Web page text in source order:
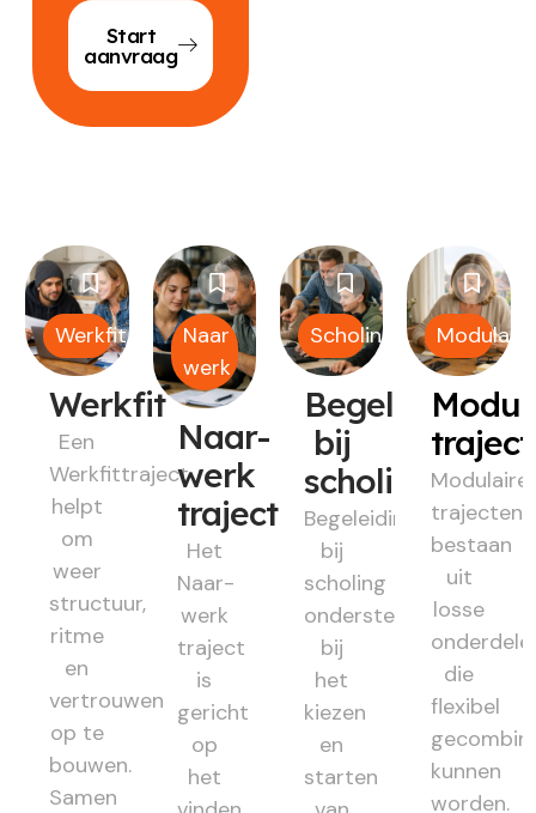
Start
aanvraag
Werkfit
Werkfit
Een
Werkfittraject
helpt
om
weer
structuur,
ritme
en
vertrouwen
op te
bouwen.
Samen
Naar
werk
Naar-
werk
traject
Het
Naar-
werk
traject
is
gericht
op
het
Scholing
Begeleiding
bij
scholing
Begeleiding
bij
scholing
ondersteunt
bij
het
kiezen
en
starten
Modulair
Modulaire
trajecten
bestaan
uit
losse
die
flexibel
kunnen
worden.